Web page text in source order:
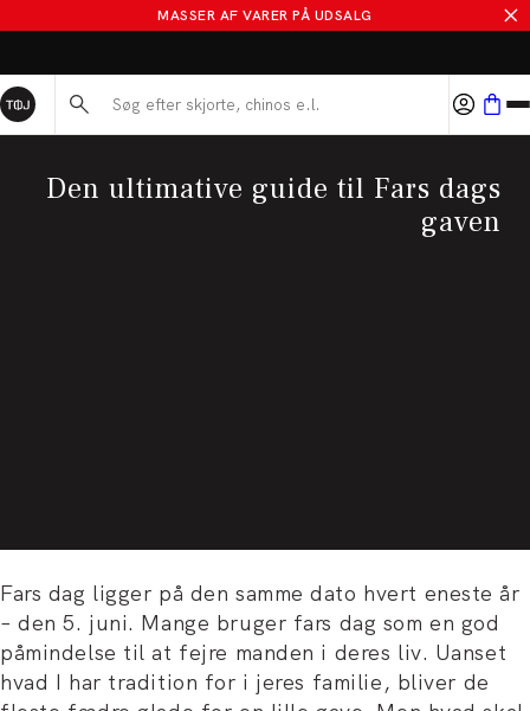
MASSER AF VARER PÅ UDSALG
Søg her...
Den ultimative guide til Fars dags
gaven
Fars dag ligger på den samme dato hvert eneste år
– den 5. juni. Mange bruger fars dag som en god
påmindelse til at fejre manden i deres liv. Uanset
hvad I har tradition for i jeres familie, bliver de